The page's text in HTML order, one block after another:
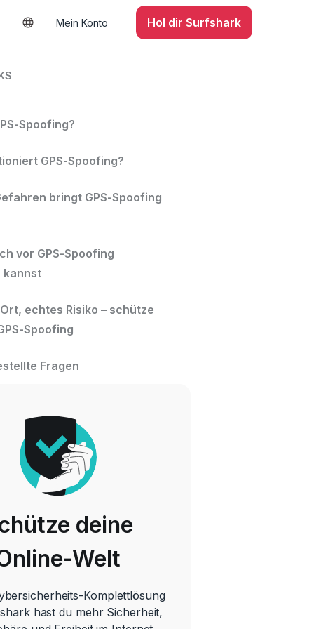
Mein Konto Hol dir Surfshark
Spoofing?
GPS-Spoofing?
bringt GPS-Spoofing
vor GPS-Spoofing
kannst
echtes Risiko – schütze
Spoofing
Fragen
deine
Welt
Komplettlösung
hast du mehr Sicherheit,